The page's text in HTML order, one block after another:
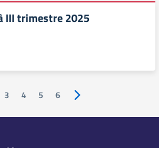
III trimestre 2025
3 4 5 6 Pagina successiva